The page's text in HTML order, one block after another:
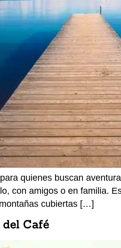
quienes buscan
con amigos o en familia.
cubiertas […]
Café